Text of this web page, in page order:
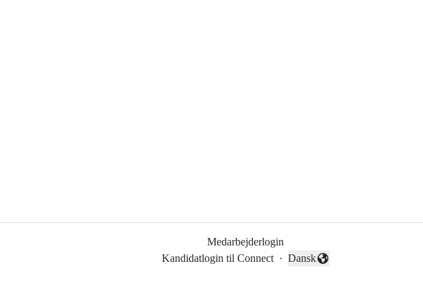
Medarbejderlogin
Kandidatlogin til Connect ·
Skift sprog
Dansk